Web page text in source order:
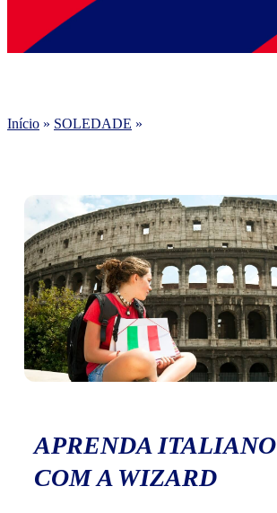
Início » SOLEDADE »
APRENDA ITALIANO
COM A WIZARD